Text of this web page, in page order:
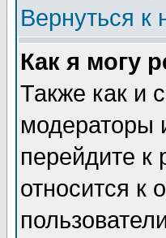
Вернуться к
Как я могу
Также как и
модераторы
перейдите к
относится к